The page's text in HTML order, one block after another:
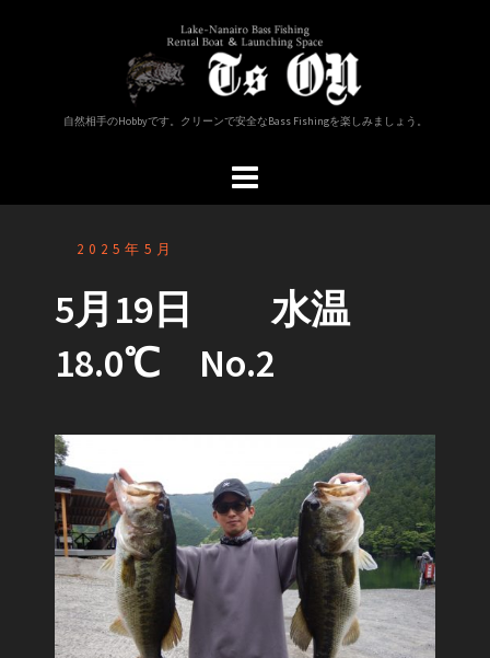
自然相手のHobbyです。クリーンで安全なBass Fishingを楽しみましょう。
2025年5月
5月19日 水温
18.0℃ No.2